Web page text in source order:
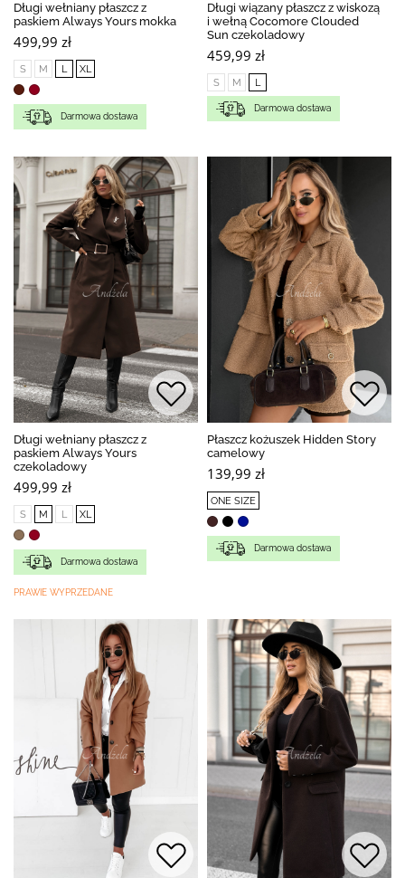
Długi wełniany płaszcz z
paskiem Always Yours mokka
499,99 zł
S M L XL
Darmowa dostawa
Długi wiązany płaszcz z wiskozą
i wełną Cocomore Clouded
Sun czekoladowy
459,99 zł
S M L
Darmowa dostawa
Długi wełniany płaszcz z
paskiem Always Yours
czekoladowy
499,99 zł
S M L XL
Darmowa dostawa
PRAWIE WYPRZEDANE
Płaszcz kożuszek Hidden Story
camelowy
139,99 zł
ONE SIZE
Darmowa dostawa